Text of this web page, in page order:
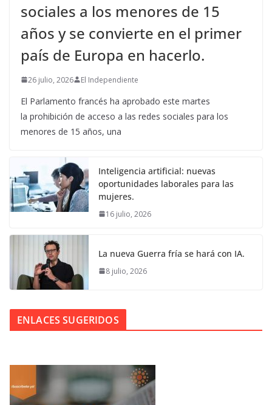
sociales a los menores de 15
años y se convierte en el primer
país de Europa en hacerlo.
26 julio, 2026 El Independiente
El Parlamento francés ha aprobado este martes
la prohibición de acceso a las redes sociales para los
menores de 15 años, una
Inteligencia artificial: nuevas
oportunidades laborales para las
mujeres.
16 julio, 2026
La nueva Guerra fría se hará con IA.
8 julio, 2026
ENLACES SUGERIDOS